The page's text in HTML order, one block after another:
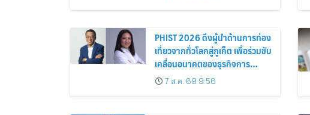
PHIST 2026 ดึงผู้นำด้านการท่อง
เที่ยวจากทั่วโลกสู่ภูเก็ต เพื่อร่วมขับ
เคลื่อนอนาคตของธุรกิจการ
บริการอย่างยั่งยืน
7 ส.ค. 69 9:56